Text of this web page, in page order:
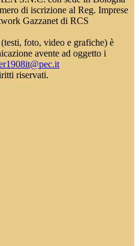
di iscrizione al Reg. Imprese
Gazzanet di RCS
foto, video e grafiche) è
avente ad oggetto i
riservati.